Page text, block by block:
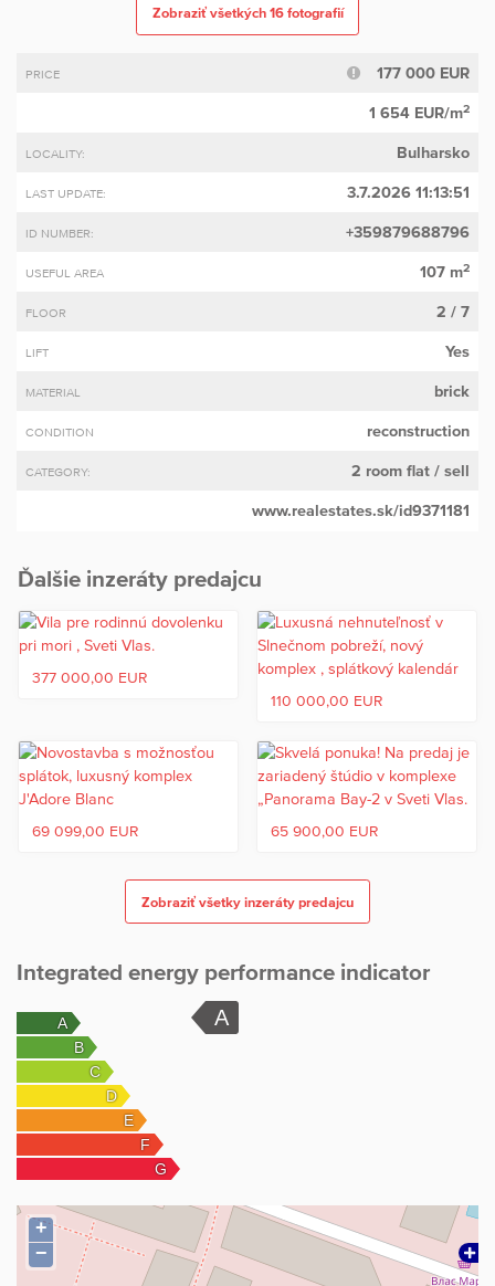
Zobraziť všetkých 16 fotografií
PRICE 177 000 EUR
1 654 EUR/m2
LOCALITY: Bulharsko
LAST UPDATE: 3.7.2026 11:13:51
ID NUMBER: +359879688796
USEFUL AREA 107 m2
FLOOR 2 / 7
LIFT Yes
MATERIAL brick
CONDITION reconstruction
CATEGORY: 2 room flat / sell
www.realestates.sk/id9371181
Ďalšie inzeráty predajcu
377 000,00 EUR
110 000,00 EUR
69 099,00 EUR 65 900,00 EUR
Zobraziť všetky inzeráty predajcu
Integrated energy performance indicator
+
−